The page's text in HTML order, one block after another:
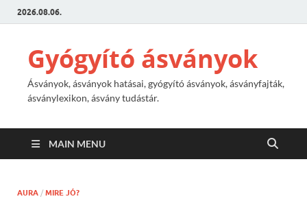
2026.08.06.
Gyógyító ásványok
Ásványok, ásványok hatásai, gyógyító ásványok, ásványfajták,
ásványlexikon, ásvány tudástár.
MAIN MENU
AURA / MIRE JÓ?